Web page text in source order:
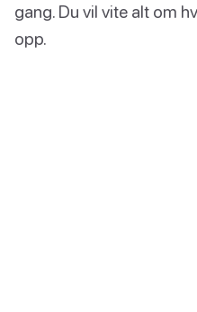
gang. Du vil vite alt om
opp.